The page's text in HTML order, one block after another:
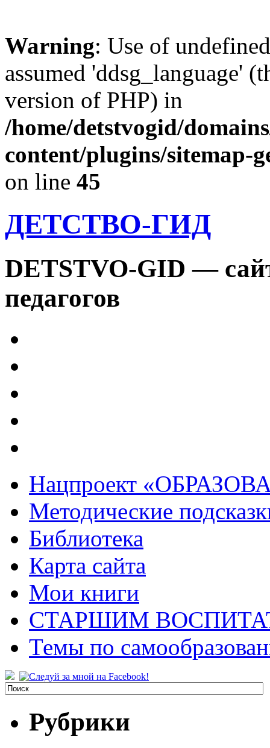
Warning: Use of
assumed 'ddsg_language'
version of PHP) in
/home/detstvogid/
content/plugins/sitemap-
on line 45
ДЕТСТВО-ГИД
DETSTVO-GID —
педагогов
Нацпроект
Методические
Библиотека
Карта сайта
Мои книги
СТАРШИМ
Темы по
Рубрики